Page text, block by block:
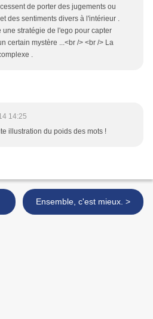
de porter des jugements ou
des sentiments divers à l'intérieur .
une stratégie de l'ego pour capter
certain mystère ...<br /> <br /> La
.
14:25
illustration du poids des mots !
Ensemble, c'est mieux. >